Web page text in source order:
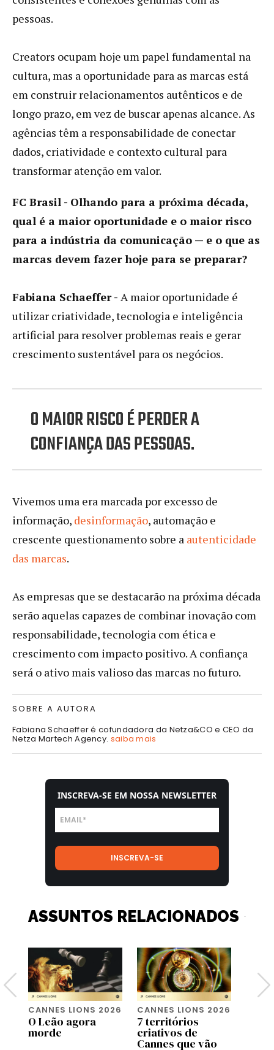
pessoas.
Creators ocupam hoje um papel fundamental na
cultura, mas a oportunidade para as marcas está
em construir relacionamentos autênticos e de
longo prazo, em vez de buscar apenas alcance. As
agências têm a responsabilidade de conectar
dados, criatividade e contexto cultural para
transformar atenção em valor.
FC Brasil - Olhando para a próxima década,
qual é a maior oportunidade e o maior risco
para a indústria da comunicação — e o que as
marcas devem fazer hoje para se preparar?
Fabiana Schaeffer - A maior oportunidade é
utilizar criatividade, tecnologia e inteligência
artificial para resolver problemas reais e gerar
crescimento sustentável para os negócios.
O MAIOR RISCO É PERDER A
CONFIANÇA DAS PESSOAS.
Vivemos uma era marcada por excesso de
informação, desinformação, automação e
crescente questionamento sobre a autenticidade
das marcas.
As empresas que se destacarão na próxima década
serão aquelas capazes de combinar inovação com
responsabilidade, tecnologia com ética e
crescimento com impacto positivo. A confiança
será o ativo mais valioso das marcas no futuro.
SOBRE A AUTORA
Fabiana Schaeffer é cofundadora da Netza&CO e CEO da
Netza Martech Agency. saiba mais
INSCREVA-SE EM NOSSA NEWSLETTER
ASSUNTOS RELACIONADOS
CANNES LIONS 2026
O Leão agora
morde
CANNES LIONS 2026
7 territórios
criativos de
Cannes que vão